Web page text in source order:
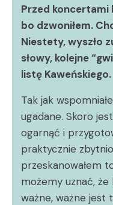
Przed koncertami
bo dzwoniłem.
Niestety, wyszło
słowy, kolejne
listę Kaweńskiego.
Tak jak
ugadane. Skoro
ogarnąć i
praktycznie
przeskanowałem
możemy uznać, że
ważne, ważne jest